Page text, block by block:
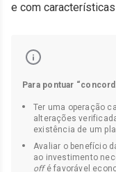
e com
Para pontuar
Ter uma operação
alterações
existência de um
Avaliar o benefício
ao investimento
offé favorável